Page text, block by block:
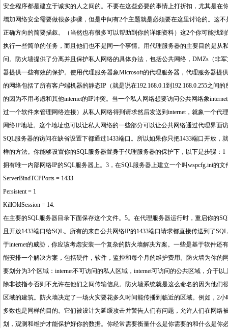
安全程序都是建立于诚实的人之间的。不要在这些必要的事情上打折扣，尤其是
增加网络安全需要做很多步骤，但是中间有2个主题就是必须要在这里讨论的。这
正确方向的简要描叙。（当然也有很多可以帮助到你的详细资料）这2个你可能找
执行一些简单的任务，而且他们也不是同一个事情。用代理服务器的主要目的是从
问。防火墙提供了分离并且保护私人网络的具体办法，包括公共网络，DMZs（非
器提供一些有效的保护。使用代理服务器象Microsoft的代理服务器，代理服务器
的网络包括了所有客户端机器的静态IP（就是说在192.168.0.1到192.168.0.255之
的因为不用考虑和其他internet的IP冲突。当一个私人网络想要访问公共网络象
过一个软件来管理网络连接）从私人网络得到请求然后发送到internet，就象一个
网络IP地址。这个地址也可以让私人网络的一些部分可以让公共网络通过代理界
SQL服务器的访问在缺省设置下都通过1433端口。所以如果你只把1433端口开放
样的方法。你能够设置你的SQL服务器置身于代理服务器的保护下，以下是步骤
拥有唯一内部网络IP的SQL服务器上。3，在SQL服务器上建立一个叫wspcfg.ini的
ServerBindTCPPorts = 1433
Persistent = 1
KillOldSession = 14.
在主要的SQL服务器目录下面保存这个文件。5。在代理服务器运行时，重启你的
且开放1433端口给SQL。所有的来自公共网络IP的1433端口请求都直接传送到了
于internet的威胁，你应该考虑安装一个复杂的防火墙解决方案。一些是基于软件
能安排一个解决方案，包括硬件，软件，监控和每个月的维护费用。防火墙为你的
要划分为3个区域：internet不可访问的私人区域，internet可访问的公共区域，介
除非被指令否则不允许在他们之间传输信息。防火墙系统就是这么命名的因为他
区域的建筑。防火墙决定了一场火灾要花多久时间能传播到临近的区域。例如，2
多数也是同样的目的。它们被设计为延缓攻击并警告人们有问题，允许人们在网
划，观测和维护才能保护好你的数据。你经常需要衡量什么是你需要的和什么是